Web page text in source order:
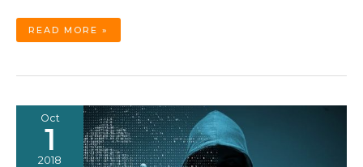
AMÉRICA
LATINA:
LA
QUE
SOCIALES
CONSUME
READ MORE »
Oct
1
2018